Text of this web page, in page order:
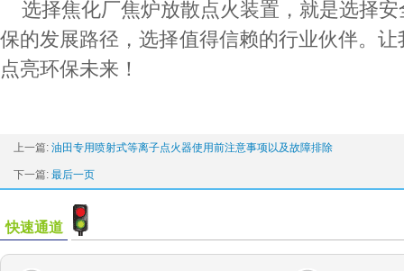
选择焦化厂焦炉放散点火装置，就是选择
保的发展路径，选择值得信赖的行业伙伴。
点亮环保未来！
上一篇: 油田专用喷射式等离子点火器使用前注意事项以及故障排除
下一篇: 最后一页
快速通道